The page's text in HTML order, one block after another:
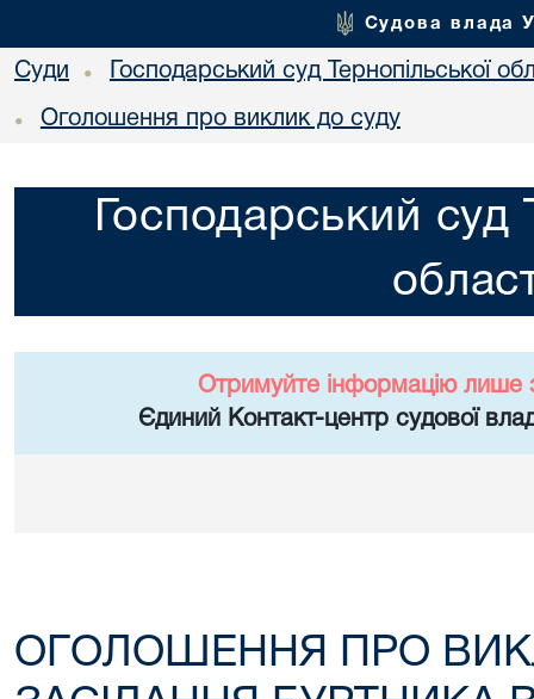
Судова влада
Суди • Господарський суд Тернопільської
• Оголошення про виклик до суду
Господарський суд
Отримуйте інформацію лише
Єдиний Контакт-центр судової
ОГОЛОШЕННЯ ПРО